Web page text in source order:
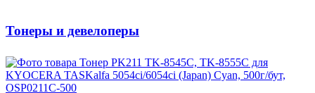
Тонеры и девелоперы